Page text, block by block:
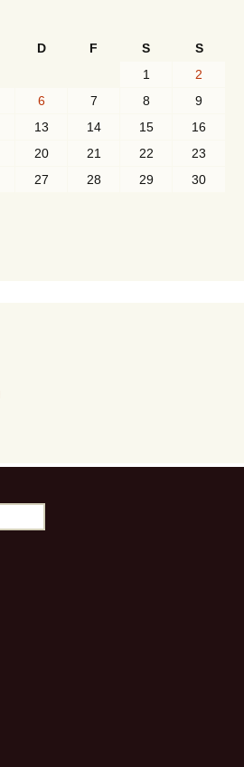
D F S
S
1
2
6 7 8
9
13 14 15
16
20 21 22
23
27 28 29
30